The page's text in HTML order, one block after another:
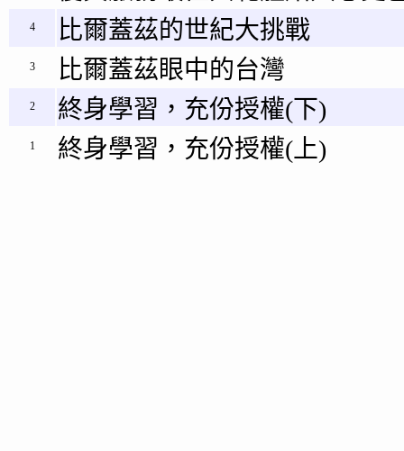
4 比爾蓋茲的世紀大挑戰
3 比爾蓋茲眼中的台灣
2 終身學習，充份授權(下)
1 終身學習，充份授權(上)